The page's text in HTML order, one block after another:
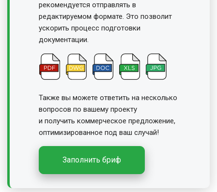
рекомендуется отправлять в
редактируемом формате. Это позволит
ускорить процесс подготовки
документации.
Также вы можете ответить на несколько
вопросов по вашему проекту
и получить коммерческое предложение,
оптимизированное под ваш случай!
Заполнить бриф